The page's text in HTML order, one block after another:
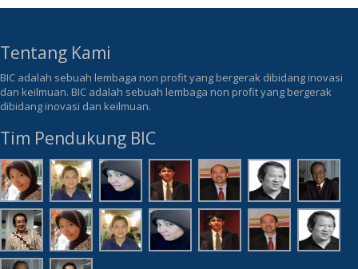
Tentang Kami
BIC adalah sebuah lembaga non profit yang bergerak dibidang inovasi
dan keilmuan. BIC adalah sebuah lembaga non profit yang bergerak
dibidang inovasi dan keilmuan.
Tim Pendukung BIC